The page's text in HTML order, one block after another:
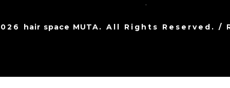
hair space MUTA. All Rights Reserved. /